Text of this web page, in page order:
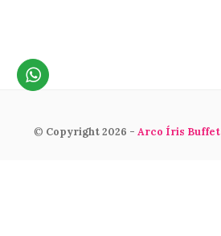
© Copyright 2026 - Arco Íris Buffet